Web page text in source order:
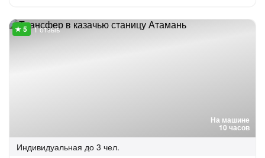
На машине
10 часов
1 отзыв
Индивидуальная до 3 чел.